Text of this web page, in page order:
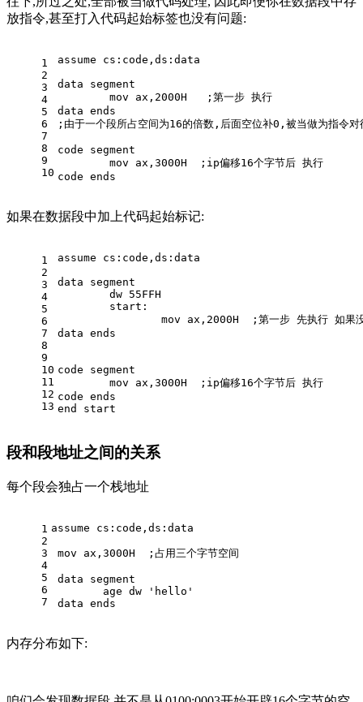
放指令,甚至打入代码起始标签也没有问题:
1
2
3
4
5
6
7
8
9
10
assume cs:code,ds:data
data segment
	mov ax,2000H   ;第一步 执行
data ends
;由于一个段所占空间为16的倍数,后面空位补0,被当做为指令
code segment
	mov ax,3000H  ;ip偏移16个字节后 执行
code ends
如果在数据段中加上代码起始标记:
1
2
3
4
5
6
7
8
9
10
11
12
13
assume cs:code,ds:data
data segment
	dw 55FFH
	start:
mov ax,2000H  ;第一步 先执行 如果
data ends
code segment
	mov ax,3000H  ;ip偏移16个字节后 执行
code ends
end start
段和段地址之间的关系
每个段会独占一个栈地址
1
2
3
4
5
6
7
assume cs:code,ds:data
mov ax,3000H  ;占用三个字节空间
data segment
age dw 'hello'
data ends
内存分布如下: